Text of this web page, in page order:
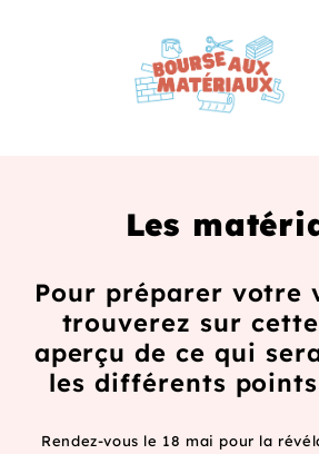
Les
Pour préparer votre
trouverez sur
aperçu de ce qui
les différents
Rendez-vous le 18 mai pour la